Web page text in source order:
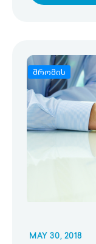
შრომის
MAY 30, 2018